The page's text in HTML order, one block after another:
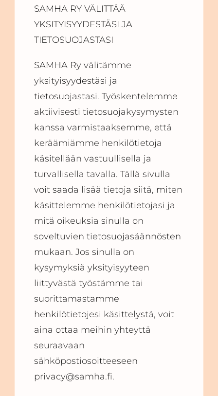
SAMHA RY VÄLITTÄÄ
YKSITYISYYDESTÄSI JA
TIETOSUOJASTASI
SAMHA Ry välitämme
yksityisyydestäsi ja
tietosuojastasi. Työskentelemme
aktiivisesti tietosuojakysymysten
kanssa varmistaaksemme, että
keräämiämme henkilötietoja
käsitellään vastuullisella ja
turvallisella tavalla. Tällä sivulla
voit saada lisää tietoja siitä, miten
käsittelemme henkilötietojasi ja
mitä oikeuksia sinulla on
soveltuvien tietosuojasäännösten
mukaan. Jos sinulla on
kysymyksiä yksityisyyteen
liittyvästä työstämme tai
suorittamastamme
henkilötietojesi käsittelystä, voit
aina ottaa meihin yhteyttä
seuraavaan
sähköpostiosoitteeseen
privacy@samha.fi.